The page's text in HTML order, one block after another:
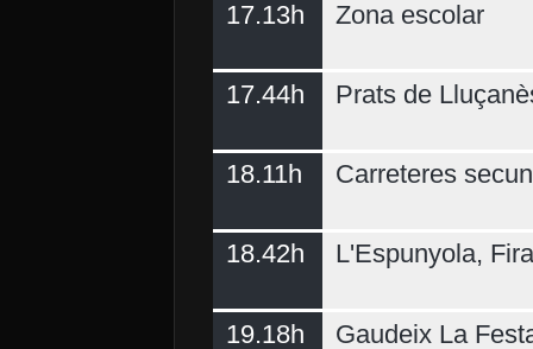
17.13h Zona escolar
17.44h Prats de
18.11h Carreteres
18.42h L'Espunyola,
19.18h Gaudeix La